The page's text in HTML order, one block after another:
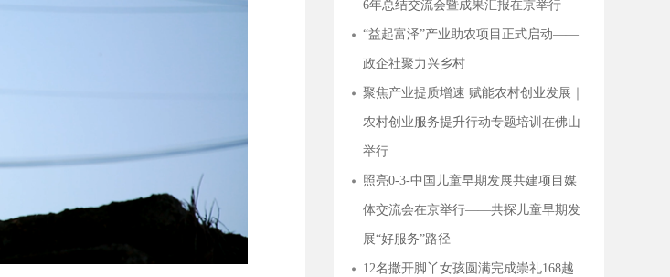
12名撒开脚丫女孩圆满完成崇礼168越野赛
6年总结交流会暨成果汇报在京举行
“益起富泽”产业助农项目正式启动——
政企社聚力兴乡村
聚焦产业提质增速 赋能农村创业发展｜
农村创业服务提升行动专题培训在佛山
举行
照亮0-3-中国儿童早期发展共建项目媒
体交流会在京举行——共探儿童早期发
展“好服务”路径
12名撒开脚丫女孩圆满完成崇礼168越